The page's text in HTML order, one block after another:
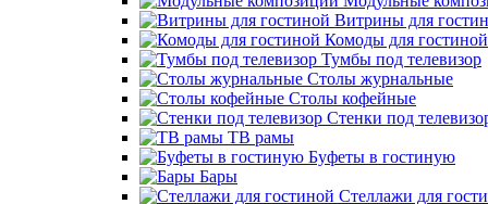
Витрины для
Комоды для гостиной
Тумбы под телевизор
Столы журнальные
Столы кофейные
Стенки под
ТВ рамы
Буфеты в гостиную
Бары
Стеллажи для